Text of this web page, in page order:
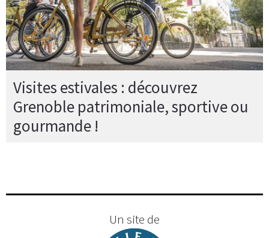
Visites estivales : découvrez
Grenoble patrimoniale, sportive ou
gourmande !
Un site de